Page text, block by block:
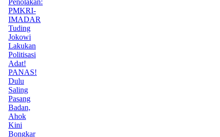
PMKRI-
IMADAR
Tuding
Jokowi
Lakukan
Politisasi
Adat!
PANAS!
Dulu
Saling
Pasang
Badan,
Ahok
Kini
Bongkar